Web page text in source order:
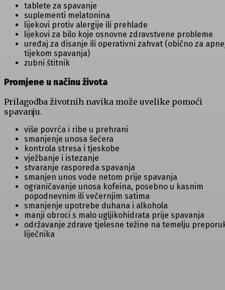
tablete za spavanje
suplementi melatonina
lijekovi protiv alergije ili prehlade
lijekovi za bilo koje osnovne zdravstvene probleme
uređaj za disanje ili operativni zahvat (obično za
tijekom spavanja)
zubni štitnik
Promjene u načinu života
Prilagodba životnih navika može uvelike pomoći
spavanju.
više povrća i ribe u prehrani
smanjenje unosa šećera
kontrola stresa i tjeskobe
vježbanje i istezanje
stvaranje rasporeda spavanja
smanjen unos vode netom prije spavanja
ograničavanje unosa kofeina, posebno u kasnim
popodnevnim ili večernjim satima
smanjenje upotrebe duhana i alkohola
manji obroci s malo ugljikohidrata prije spavanja
održavanje zdrave tjelesne težine na temelju
liječnika